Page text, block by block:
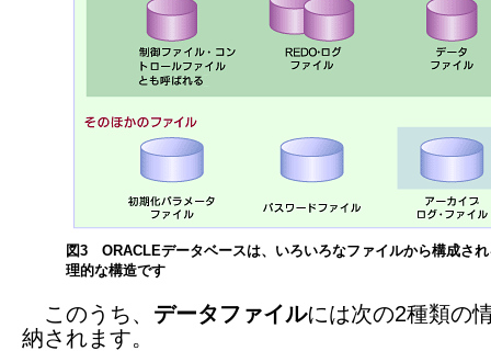
図3 ORACLEデータベースは、いろいろなファイルから構成さ
理的な構造です
このうち、 データファイルには次の2種類の
納されます。